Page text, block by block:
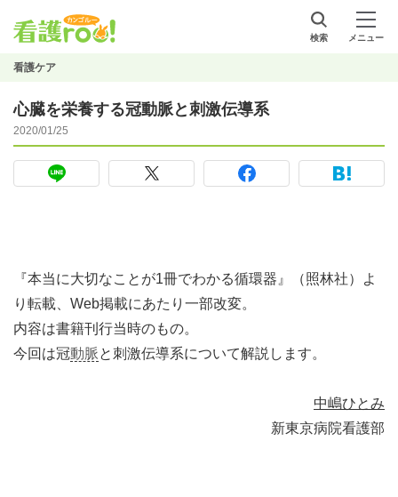
検索 メニュー
看護ケア
心臓を栄養する冠動脈と刺激伝導系
2020/01/25
『本当に大切なことが1冊でわかる循環器』（照林社）よ
り転載、Web掲載にあたり一部改変。
内容は書籍刊行当時のもの。
今回は冠動脈と刺激伝導系について解説します。
中嶋ひとみ
新東京病院看護部